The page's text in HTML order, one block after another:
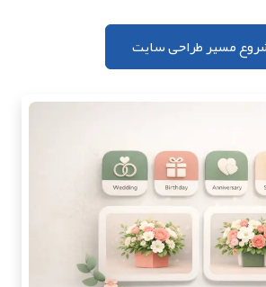
مسیر طراحی سایت